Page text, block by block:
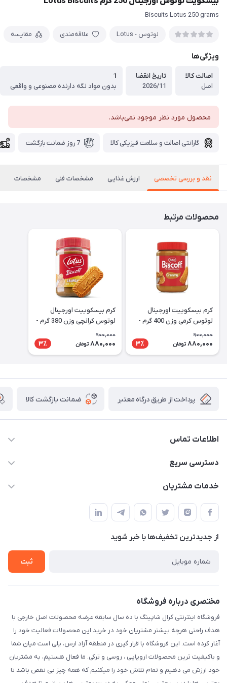
Biscuits Lotus 250 grams
لوتوس - Lotus علاقه‌مندی مقایسه
ویژگی‌ها
اصالت کالا
اصل
تاریخ انقضا
2026/11
1
بدون مواد نگه دارنده مصنوعی و واقعی
محصول مورد نظر موجود نمی‌باشد.
گارانتی اصالت و سلامت فیزیکی کالا 7 روز ضمانت بازگشت
نقد و بررسی تخصصی ارزش غذایی مشخصات فنی مشخصات
محصولات مرتبط
کرم بیسکوییت اورجینال
لوتوس کرمی وزن 400 گرم -
Lotus
900,000
880,000 تومان 3٪
کرم بیسکوییت اورجینال
لوتوس کرانچی وزن 380 گرم -
Lotus
900,000
880,000 تومان 3٪
پرداخت از طریق درگاه معتبر ضمانت بازگشت کالا
اطلاعات تماس
09141934659
تجاری بین المللی داریوش ، طبقه همکف ، فروشگاه کرال شاپینگ
دسترسی سریع
حساب کاربری
لیست محصولات
درباره ما
خدمات مشتریان
پیگیری سفارش
شیوه های پرداخت
رویه مرجوع کالا
شرایط و قوانین
از جدید‌ترین تخفیف‌ها با‌ خبر شوید
ثبت
مختصری درباره فروشگاه
فروشگاه اینترنتی کرال شاپینگ با ده سال سابقه عرضه محصولات اصل خارجی با
هدف راحتی هرچه بیشتر مشتریان خود در خرید این محصولات فعالیت خود را
آغار کرده است. این فروشگاه با قرار گیری در منطقه آزاد ارس، پلی است میان شما
و باکیفیت ترین محصولات اروپایی ، روسی و ترکی. ما فعال هستیم، به مشتریان
خود ارزش می دهیم و تمام تلاش خود را میکنیم که همه چیز بی نقص باشد تا